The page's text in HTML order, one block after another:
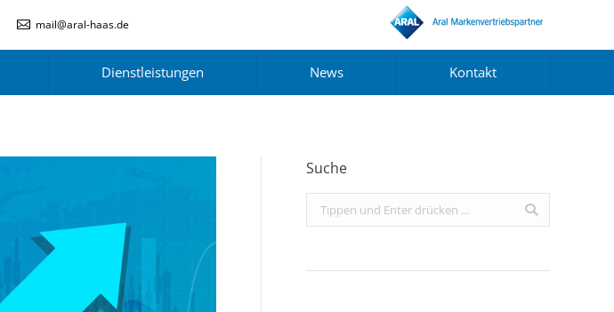
mail@aral-haas.de
Dienstleistungen News Kontakt
Suche
Search: